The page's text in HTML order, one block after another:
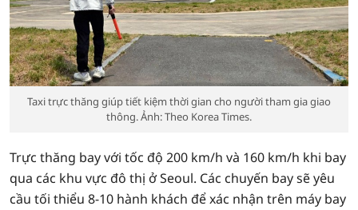
Taxi trực thăng giúp tiết kiệm thời gian cho người tham gia giao
thông. Ảnh: Theo Korea Times.
Trực thăng bay với tốc độ 200 km/h và 160 km/h khi bay
qua các khu vực đô thị ở Seoul. Các chuyến bay sẽ yêu
cầu tối thiểu 8-10 hành khách để xác nhận trên máy bay